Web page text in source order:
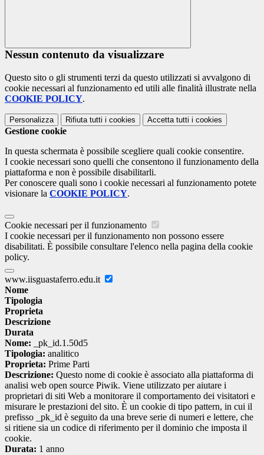
Nessun contenuto da visualizzare
Questo sito o gli strumenti terzi da questo utilizzati si avvalgono di
cookie necessari al funzionamento ed utili alle finalità illustrate nella
COOKIE POLICY.
Personalizza Rifiuta tutti i cookies Accetta tutti i cookies
Gestione cookie
In questa schermata è possibile scegliere quali cookie consentire.
I cookie necessari sono quelli che consentono il funzionamento della
piattaforma e non è possibile disabilitarli.
Per conoscere quali sono i cookie necessari al funzionamento potete
visionare la COOKIE POLICY.
Cookie necessari per il funzionamento
I cookie necessari per il funzionamento non possono essere
disabilitati. È possibile consultare l'elenco nella pagina della cookie
policy.
www.iisguastaferro.edu.it
Nome
Tipologia
Proprieta
Descrizione
Durata
Nome: _pk_id.1.50d5
Tipologia: analitico
Proprieta: Prime Parti
Descrizione: Questo nome di cookie è associato alla piattaforma di
analisi web open source Piwik. Viene utilizzato per aiutare i
proprietari di siti Web a monitorare il comportamento dei visitatori e
misurare le prestazioni del sito. È un cookie di tipo pattern, in cui il
prefisso _pk_id è seguito da una breve serie di numeri e lettere, che
si ritiene sia un codice di riferimento per il dominio che imposta il
cookie.
Durata: 1 anno